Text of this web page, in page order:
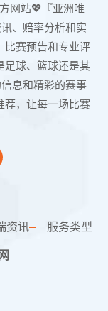
网站💖『亚洲唯
、赔率分析和实
比赛预告和专业评
足球、篮球还是其
息和精彩的赛事
荐，让每一场比赛
资讯
服务类型